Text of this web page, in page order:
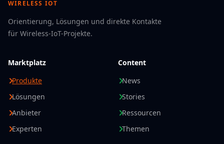
Kompatible Lesegeräte sind unter anderem INDUSTRY
0906 UHF mit M8/M18-Antenne, das iID®-Modul U80
POCKETwork und iID® PENsolid
Writer für PC (x86/x64) sowie iID® DEMOsoft für
Android
WIRELESS IOT
Orientierung, Lösungen und direkte Kontakte
für Wireless-IoT-Projekte.
Marktplatz
Produkte
Lösungen
Anbieter
Experten
Content
News
Stories
Ressourcen
Themen